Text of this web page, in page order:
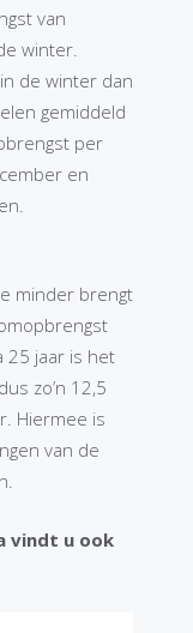
van
winter.
de winter dan
gemiddeld
per
en
minder brengt
25 jaar is het
zo’n 12,5
Hiermee is
van de
vindt u ook